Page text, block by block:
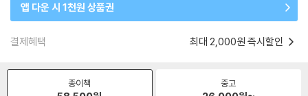
앱 다운 시 1천원 상품권
결제혜택 최대 2,000원 즉시할인
종이책 중고